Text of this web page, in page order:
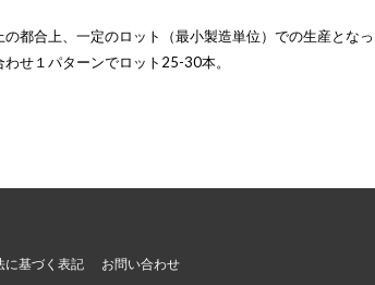
都合上、一定のロット（最小製造単位）での生産となっ
せ１パターンでロット25-30本。
に基づく表記 お問い合わせ